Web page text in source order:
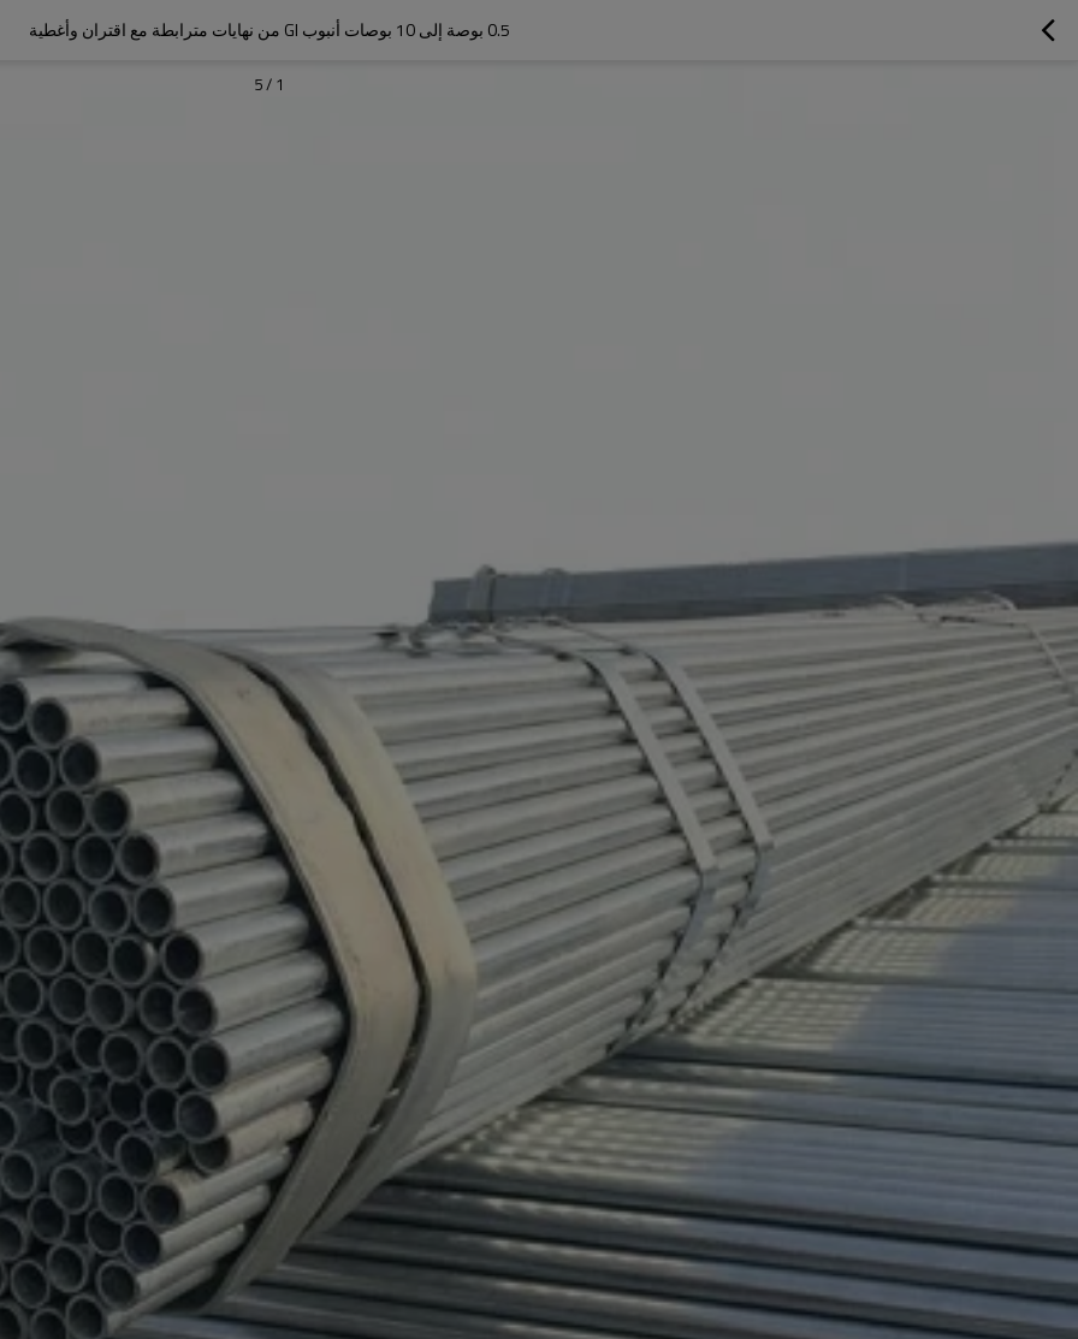
0.5 بوصة إلى 10 بوصات أنبوب GI من نهايات مترابطة مع اقتران وأغطية
1
/
5